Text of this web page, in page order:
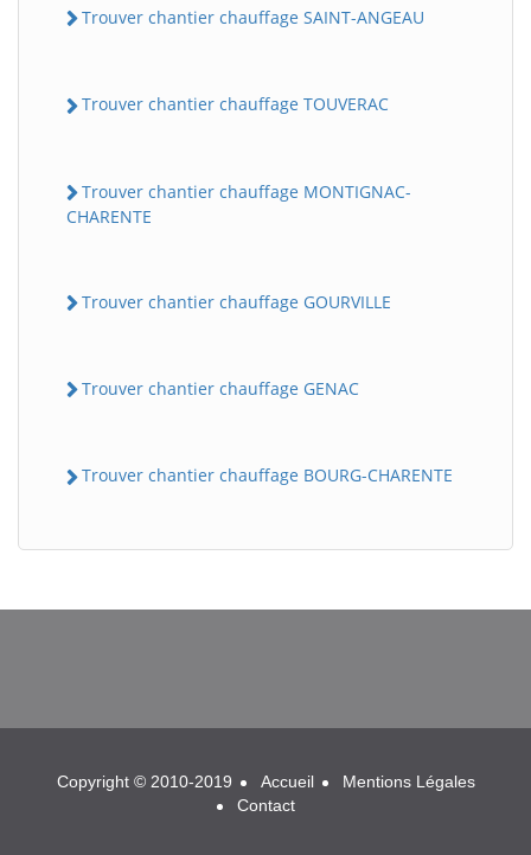
Trouver chantier chauffage SAINT-ANGEAU
Trouver chantier chauffage TOUVERAC
Trouver chantier chauffage MONTIGNAC-
CHARENTE
Trouver chantier chauffage GOURVILLE
Trouver chantier chauffage GENAC
Trouver chantier chauffage BOURG-CHARENTE
B BatiWebPro
Copyright © 2010-2019 Accueil
Mentions Légales
Contact